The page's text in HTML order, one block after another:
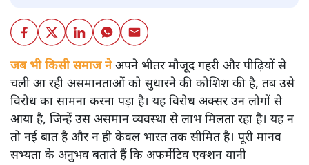
जब भी किसी समाज नेअपने भीतर मौजूद गहरी और पीढ़ियों से
चली आ रही असमानताओं को सुधारने की कोशिश की है, तब उसे
विरोध का सामना करना पड़ा है। यह विरोध अक्सर उन लोगों से
आया है, जिन्हें उस असमान व्यवस्था से लाभ मिलता रहा है। यह न
तो नई बात है और न ही केवल भारत तक सीमित है। पूरी मानव
सभ्यता के अनुभव बताते हैं कि अफर्मेटिव एक्शन यानी